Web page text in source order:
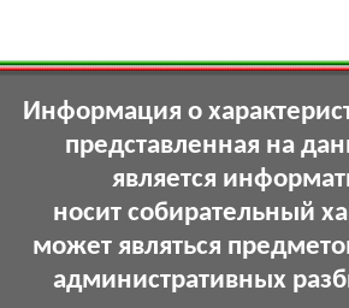
Информация о
представленная на
является
носит собирательный
может являться
административных